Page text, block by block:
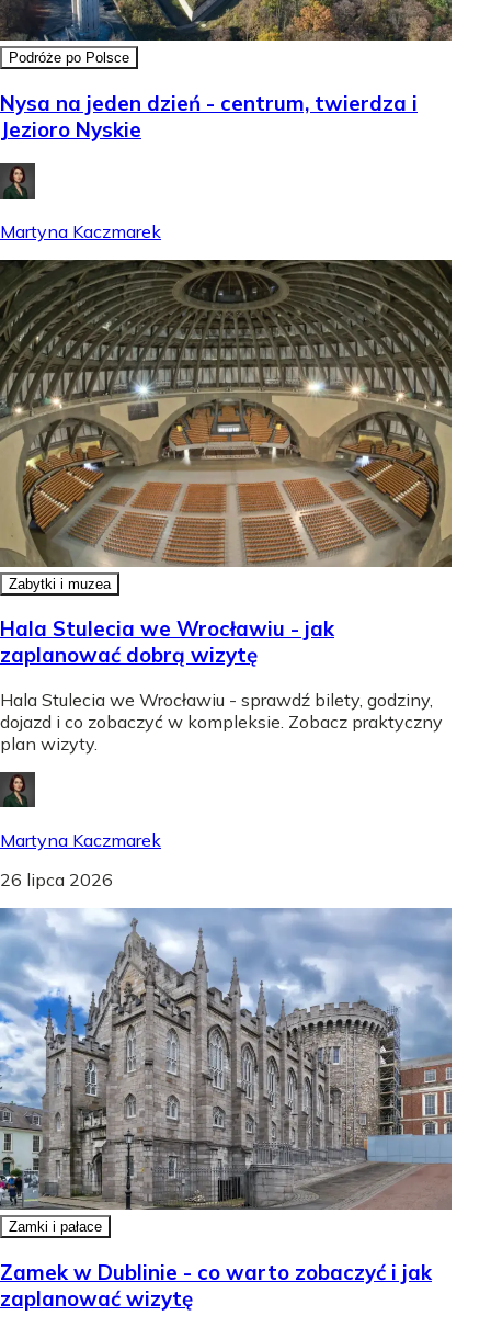
Podróże po Polsce
Nysa na jeden dzień - centrum, twierdza i
Jezioro Nyskie
Martyna Kaczmarek
Zabytki i muzea
Hala Stulecia we Wrocławiu - jak
zaplanować dobrą wizytę
Hala Stulecia we Wrocławiu - sprawdź bilety, godziny,
dojazd i co zobaczyć w kompleksie. Zobacz praktyczny
plan wizyty.
Martyna Kaczmarek
26 lipca 2026
Zamki i pałace
Zamek w Dublinie - co warto zobaczyć i jak
zaplanować wizytę